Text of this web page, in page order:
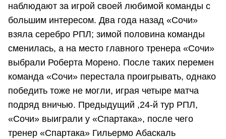
наблюдают за игрой своей любимой команды с
большим интересом. Два года назад «Сочи»
взяла серебро РПЛ; зимой половина команды
сменилась, а на место главного тренера «Сочи»
выбрали Роберта Морено. После таких перемен
команда «Сочи» перестала проигрывать, однако
победить тоже не могли, играя четыре матча
подряд вничью. Предыдущий ,24-й тур РПЛ,
«Сочи» выиграли у «Спартака», после чего
тренер «Спартака» Гильермо Абаскаль